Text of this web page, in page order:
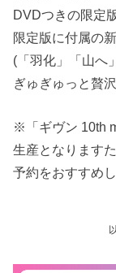
DVDつきの限定
限定版に付属の
(「羽化」「山へ
ぎゅぎゅっと贅
※「ギヴン 10th
生産となります
予約をおすすめし